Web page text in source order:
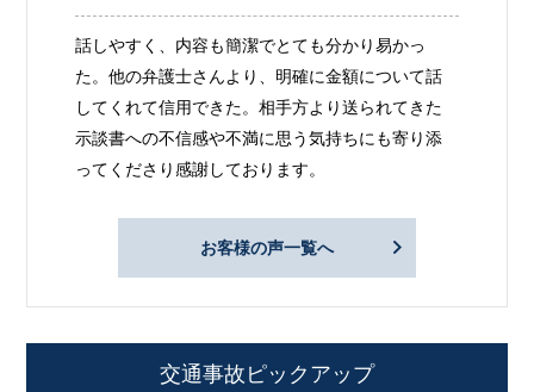
話しやすく、内容も簡潔でとても分かり易かっ
た。他の弁護士さんより、明確に金額について話
してくれて信用できた。相手方より送られてきた
示談書への不信感や不満に思う気持ちにも寄り添
ってくださり感謝しております。
お客様の声一覧へ
交通事故ピックアップ